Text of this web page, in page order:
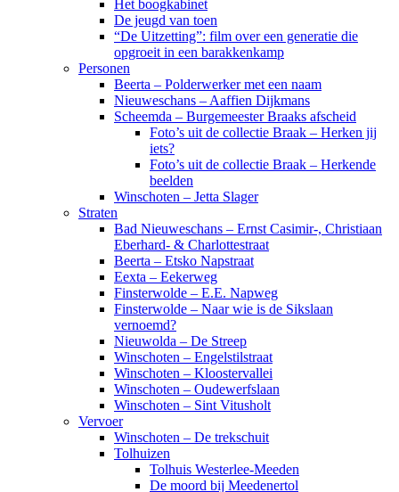
Het boogkabinet
De jeugd van toen
“De Uitzetting”: film over een generatie die
opgroeit in een barakkenkamp
Personen
Beerta – Polderwerker met een naam
Nieuweschans – Aaffien Dijkmans
Scheemda – Burgemeester Braaks afscheid
Foto’s uit de collectie Braak – Herken jij
iets?
Foto’s uit de collectie Braak – Herkende
beelden
Winschoten – Jetta Slager
Straten
Bad Nieuweschans – Ernst Casimir-, Christiaan
Eberhard- & Charlottestraat
Beerta – Etsko Napstraat
Eexta – Eekerweg
Finsterwolde – E.E. Napweg
Finsterwolde – Naar wie is de Sikslaan
vernoemd?
Nieuwolda – De Streep
Winschoten – Engelstilstraat
Winschoten – Kloostervallei
Winschoten – Oudewerfslaan
Winschoten – Sint Vitusholt
Vervoer
Winschoten – De trekschuit
Tolhuizen
Tolhuis Westerlee-Meeden
De moord bij Meedenertol